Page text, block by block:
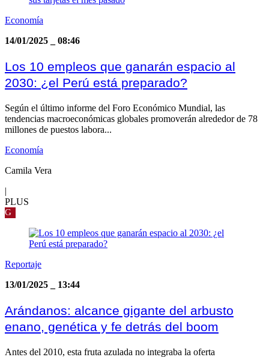
Economía
14/01/2025
08:46
Los 10 empleos que ganarán espacio al
2030: ¿el Perú está preparado?
Según el último informe del Foro Económico Mundial, las
tendencias macroeconómicas globales promoverán alrededor de 78
millones de puestos labora...
Economía
Camila Vera
|
PLUS
G
Reportaje
13/01/2025
13:44
Arándanos: alcance gigante del arbusto
enano, genética y fe detrás del boom
Antes del 2010, esta fruta azulada no integraba la oferta